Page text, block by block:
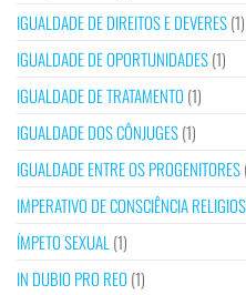
IGUALDADE DE DIREITOS E DEVERES(1)
IGUALDADE DE OPORTUNIDADES(1)
IGUALDADE DE TRATAMENTO (1)
IGUALDADE DOS CÔNJUGES(1)
IGUALDADE ENTRE OS PROGENITORES
IMPERATIVO DE CONSCIÊNCIA
ÍMPETO SEXUAL (1)
IN DUBIO PRO REO (1)